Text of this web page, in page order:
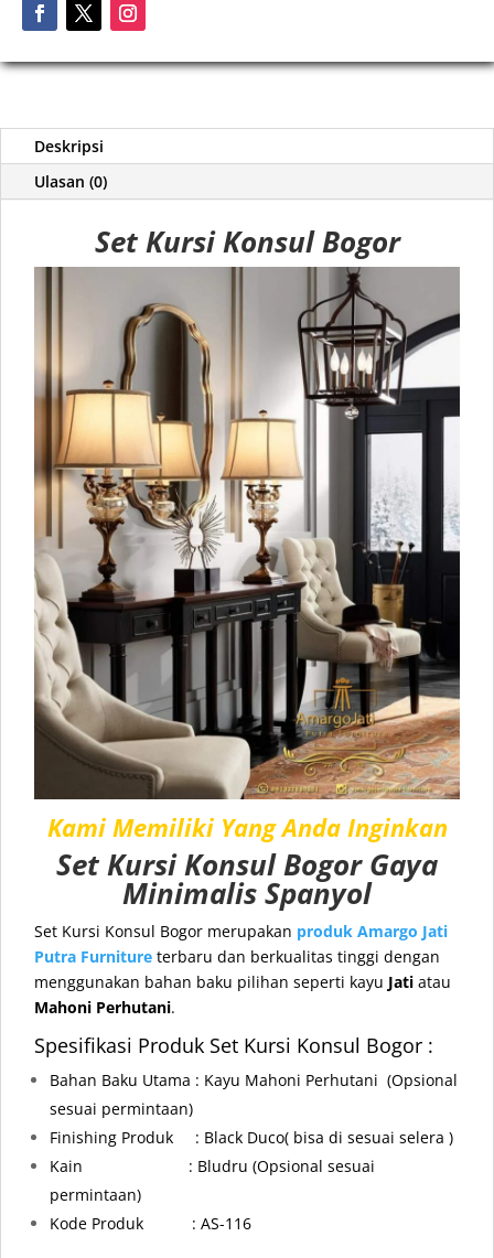
Deskripsi
Ulasan (0)
Set Kursi Konsul Bogor
Kami Memiliki Yang Anda Inginkan
Set Kursi Konsul Bogor Gaya
Minimalis Spanyol
Set Kursi Konsul Bogor merupakan produk Amargo Jati
Putra Furniture terbaru dan berkualitas tinggi dengan
menggunakan bahan baku pilihan seperti kayu Jati atau
Mahoni Perhutani.
Spesifikasi Produk Set Kursi Konsul Bogor :
Bahan Baku Utama : Kayu Mahoni Perhutani (Opsional
sesuai permintaan)
Finishing Produk : Black Duco( bisa di sesuai selera )
Kain : Bludru (Opsional sesuai
permintaan)
Kode Produk : AS-116